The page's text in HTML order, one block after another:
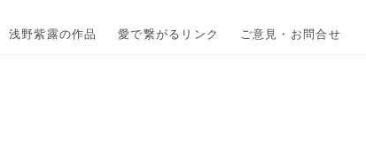
浅野紫露の作品 愛で繋がるリンク ご意見・お問合せ